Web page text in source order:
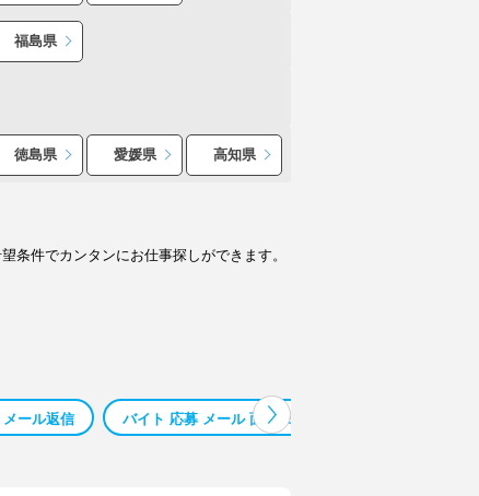
福島県
徳島県 愛媛県 高知県
条件でカンタンにお仕事探しができます。
ール返信 バイト 応募 メール 面接 日程